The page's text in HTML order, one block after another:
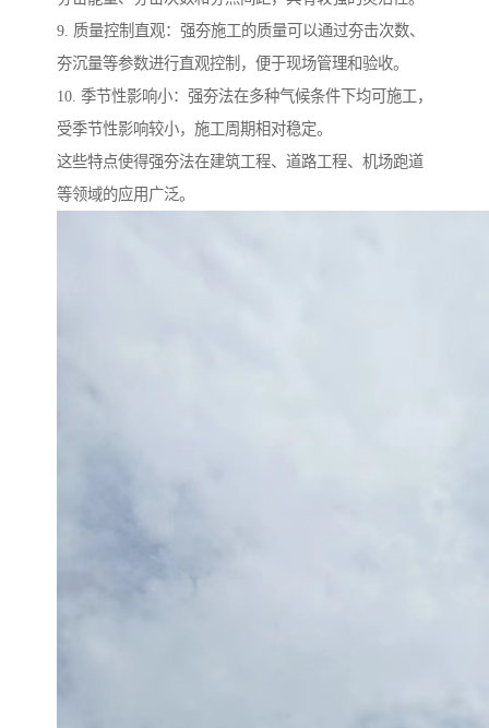
9. 质量控制直观：强夯施工的质量可以通过夯击次数、
夯沉量等参数进行直观控制，便于现场管理和验收。
10. 季节性影响小：强夯法在多种气候条件下均可施工，
受季节性影响较小，施工周期相对稳定。
这些特点使得强夯法在建筑工程、道路工程、机场跑道
等领域的应用广泛。